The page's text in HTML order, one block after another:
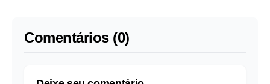
Comentários (0)